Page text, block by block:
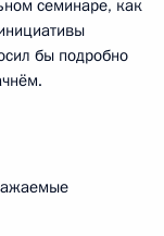
семинаре, как
бы подробно